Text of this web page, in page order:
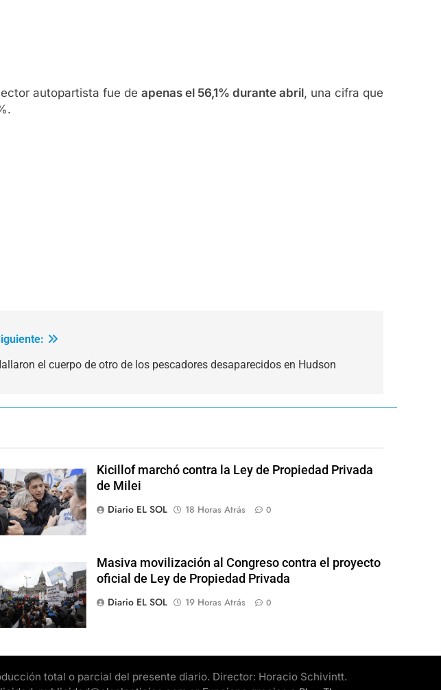
autopartista fue de apenas el 56,1% durante abril, una cifra que
el cuerpo de otro de los pescadores desaparecidos en Hudson
Kicillof marchó contra la Ley de Propiedad Privada
de Milei
Diario EL SOL
18 Horas Atrás 0
Masiva movilización al Congreso contra el proyecto
oficial de Ley de Propiedad Privada
Diario EL SOL
19 Horas Atrás 0
total o parcial del presente diario. Director: Horacio Schivintt.